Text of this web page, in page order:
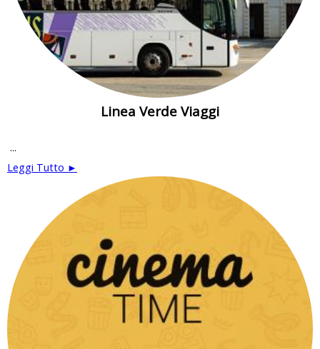
Linea Verde Viaggi
...
Leggi Tutto ►